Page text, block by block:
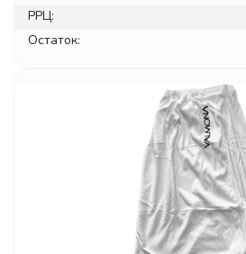
РРЦ:
Остаток: